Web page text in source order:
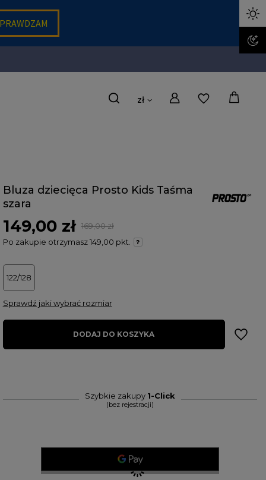
zł
Bluza dziecięca Prosto Kids Taśma
szara
149,00 zł
169,00 zł
Po zakupie otrzymasz149,00 pkt.
122/128
Sprawdź jaki wybrać rozmiar
DODAJ DO KOSZYKA
Szybkie zakupy 1-Click
(bez rejestracji)